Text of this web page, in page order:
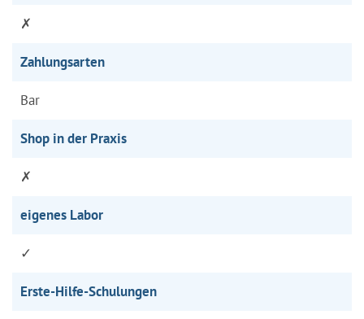
✗
Zahlungsarten
Bar
Shop in der Praxis
✗
eigenes Labor
✓
Erste-Hilfe-Schulungen